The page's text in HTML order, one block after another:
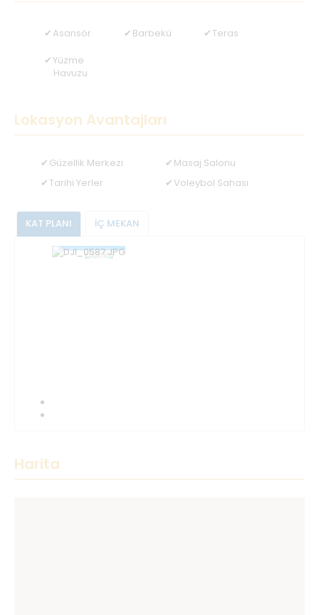
Asansör Barbekü
Teras
Yüzme
Havuzu
Lokasyon Avantajları
Güzellik Merkezi
Masaj Salonu
Tarihi Yerler
Voleybol Sahası
KAT PLANI İÇ MEKAN
Harita